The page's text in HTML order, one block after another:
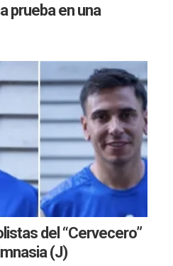
prueba en una
del “Cervecero”
(J)